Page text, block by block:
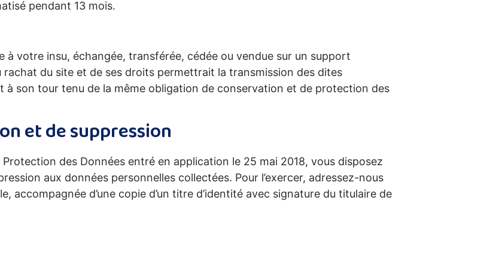
pendant 13 mois.
à votre insu, échangée, transférée, cédée ou vendue sur un support
rachat du site et de ses droits permettrait la transmission des dites
à son tour tenu de la même obligation de conservation et de protection des
et de suppression
des Données entré en application le 25 mai 2018, vous disposez
aux données personnelles collectées. Pour l’exercer, adressez-nous
accompagnée d’une copie d’un titre d’identité avec signature du titulaire de